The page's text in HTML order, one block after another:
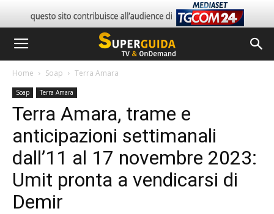
Home Soap Terra Amara
Soap Terra Amara
Terra Amara, trame e
anticipazioni settimanali
dall’11 al 17 novembre 2023:
Umit pronta a vendicarsi di
Demir